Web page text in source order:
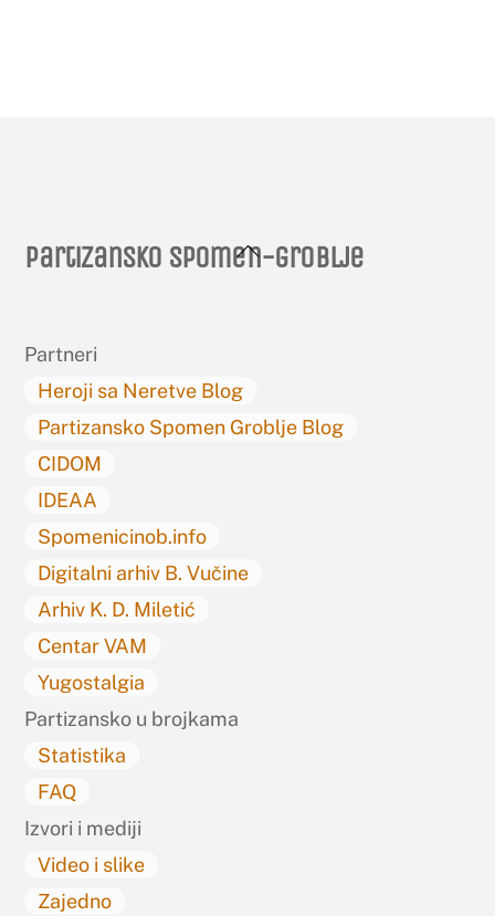
Back
Partizansko spomen-groblje
Partneri
Heroji sa Neretve Blog
Partizansko Spomen Groblje Blog
CIDOM
IDEAA
Spomenicinob.info
Digitalni arhiv B. Vučine
Arhiv K. D. Miletić
Centar VAM
Yugostalgia
Partizansko u brojkama
Statistika
FAQ
Izvori i mediji
Video i slike
Zajedno